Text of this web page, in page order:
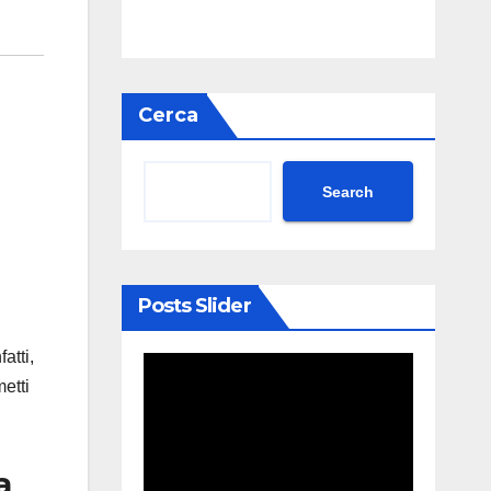
Cerca
Search
Posts Slider